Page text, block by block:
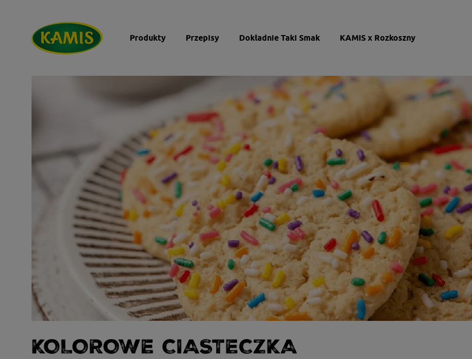
Produkty Przepisy Dokładnie Taki Smak KAMIS x Rozkoszny
KOLOROWE CIASTECZKA